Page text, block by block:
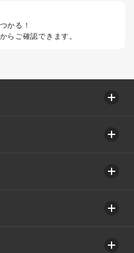
かる！
らご確認できます。